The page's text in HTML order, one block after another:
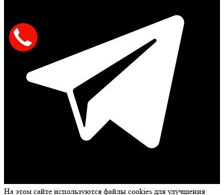
На этом сайте используются файлы cookies для улучшения